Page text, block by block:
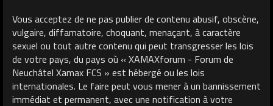
Vous acceptez de ne pas publier de contenu abusif, obscène,
vulgaire, diffamatoire, choquant, menaçant, à caractère
sexuel ou tout autre contenu qui peut transgresser les lois
de votre pays, du pays où « XAMAXforum - Forum de
Neuchâtel Xamax FCS » est hébergé ou les lois
internationales. Le faire peut vous mener à un bannissement
immédiat et permanent, avec une notification à votre